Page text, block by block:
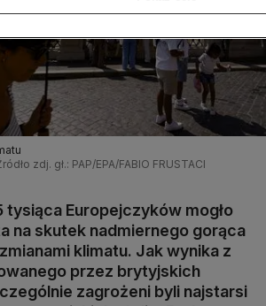
zdj. gł.: PAP/EPA/FABIO FRUSTACI
tysiąca Europejczyków mogło
na skutek nadmiernego gorąca
klimatu. Jak wynika z
przez brytyjskich
zagrożeni byli najstarsi